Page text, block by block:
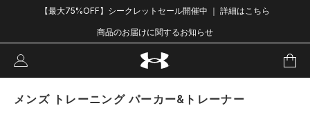
【最大75%OFF】シークレットセール開催中 ｜ 詳細はこちら
商品のお届けに関するお知らせ
メンズ トレーニング パーカー&トレーナー